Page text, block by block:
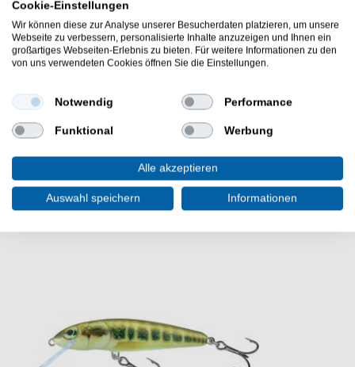
Sternbremse
Schnurführungssystem
Aluminiumspule
Knarrenfunktion
Dorschangeln in Island & Norwegen. Die Meeresrolle ist
WEITERE INTERESSANTE ARTIKEL
Cookie-Einstellungen
Wir können diese zur Analyse unserer Besucherdaten platzieren, um unsere
Webseite zu verbessern, personalisierte Inhalte anzuzeigen und Ihnen ein
großartiges Webseiten-Erlebnis zu bieten. Für weitere Informationen zu den
von uns verwendeten Cookies öffnen Sie die Einstellungen.
Notwendig Performance
Funktional Werbung
Alle akzeptieren
Auswahl speichern Informationen